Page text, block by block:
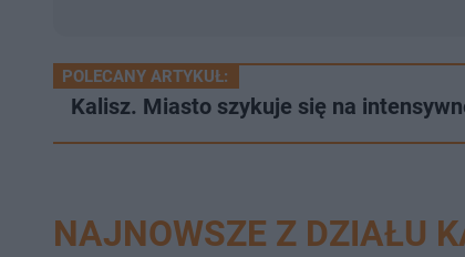
POLECANY ARTYKUŁ:
Kalisz. Miasto szykuje się na
NAJNOWSZE Z DZIAŁU